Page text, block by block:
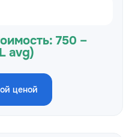
750 –
avg)
ценой